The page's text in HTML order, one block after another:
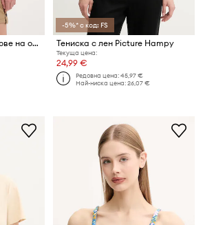
Къс панталон за спортове на открито Picture Foday
-5%* с код: FS
Тениска с лен Picture Hampy
Текуща цена:
24,99 €
Редовна цена:45,97 €
Най-ниска цена:26,07 €